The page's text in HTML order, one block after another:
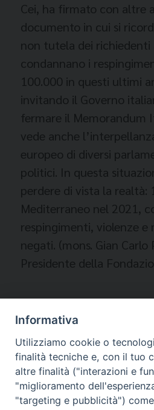
Cei, ha firmato con altre
documento in cui si
non tutela dei richiedenti
condannano i
100.000 in questi ultimi
invitando il Governo
fermare il Memorandum
vede anche
europeo di diversi
politici. In questa
perdere di vista la realtà:
Mediterraneo nel 2021,
respingimenti, violenze
negati. (mons. Gian Carlo
Presidente della
Temi:
FONDAZIONE MIGRANTES
MONS. GIAN CARLO PEREGO
Informativa
Utilizziamo cookie o
finalità tecniche e, con il tuo
altre finalità ("interazioni e
"miglioramento
"targeting e pubblicità")